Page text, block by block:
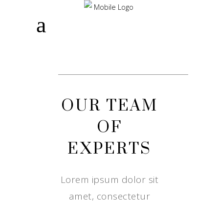
OUR TEAM
OF
EXPERTS
Lorem ipsum dolor sit
amet, consectetur